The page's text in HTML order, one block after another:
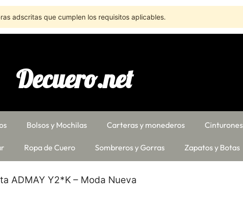
adscritas que cumplen los requisitos aplicables.
Decuero.net
Bolsos y Mochilas Carteras y monederos Cinturones
Ropa de Cuero Sombreros y Gorras Zapatos y Botas
ADMAY Y2*K – Moda Nueva